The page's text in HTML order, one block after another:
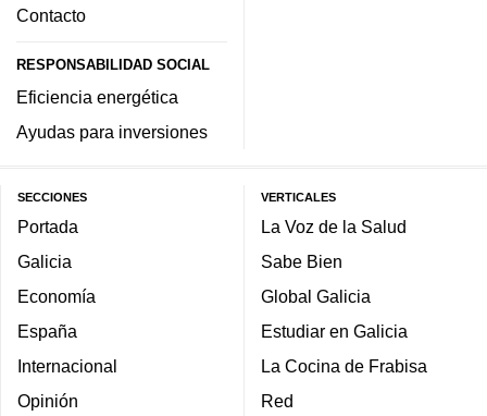
Contacto
RESPONSABILIDAD SOCIAL
Eficiencia energética
Ayudas para inversiones
SECCIONES
Portada
Galicia
Economía
España
Internacional
Opinión
VERTICALES
La Voz de la Salud
Sabe Bien
Global Galicia
Estudiar en Galicia
La Cocina de Frabisa
Red